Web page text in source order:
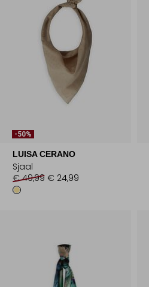
-50%
LUISA CERANO
Sjaal
€ 49,99 € 24,99